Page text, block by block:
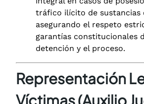
tráfico ilícito de sustancias
asegurando el respeto
garantías constitucionales
detención y el proceso.
Representación
Víctimas (Auxilio